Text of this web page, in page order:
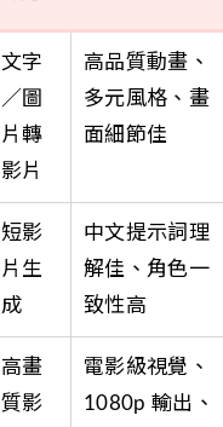
文字
／圖
片轉
影片
高品質動畫、
多元風格、畫
面細節佳
短影
片生
成
中文提示詞理
解佳、角色一
致性高
高畫
質影
電影級視覺、
1080p 輸出、